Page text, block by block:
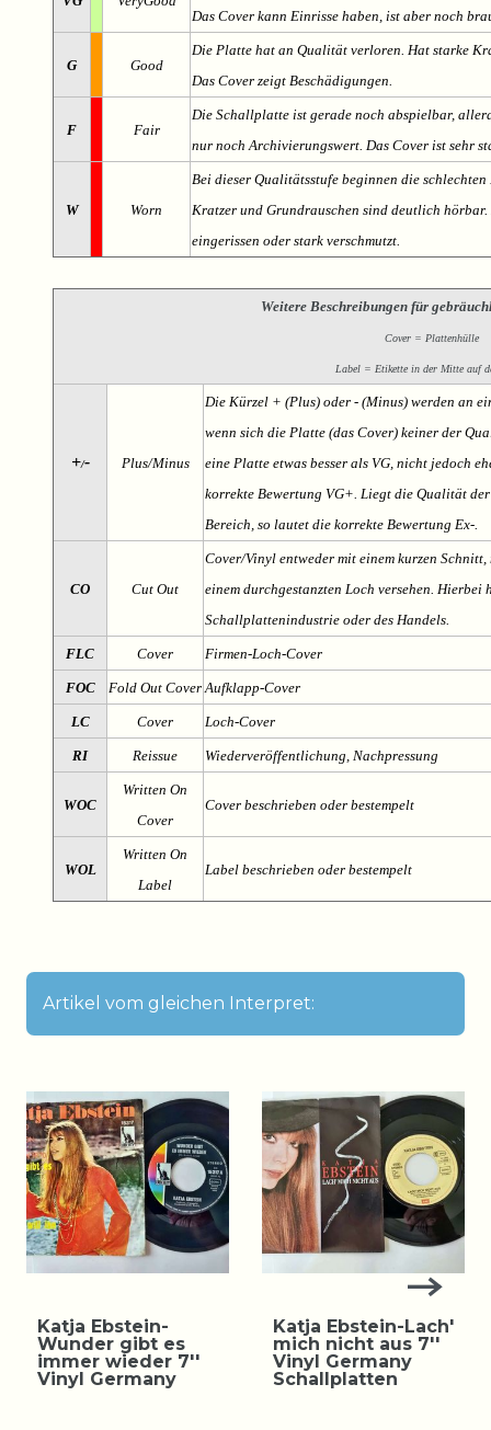
Das Cover kann Einrisse haben, ist aber noch
G Good
Die Platte hat an Qualität verloren. Hat starke
Das Cover zeigt Beschädigungen.
F Fair
Die Schallplatte ist gerade noch abspielbar,
nur noch Archivierungswert. Das Cover ist sehr
W Worn
Bei dieser Qualitätsstufe beginnen die
Kratzer und Grundrauschen sind deutlich
eingerissen oder stark verschmutzt.
Weitere Beschreibungen für
Cover = Plattenhülle
Label = Etikette in der Mitte auf
+/- Plus/Minus
Die Kürzel + (Plus) oder - (Minus) werden an
wenn sich die Platte (das Cover) keiner der
eine Platte etwas besser als VG, nicht jedoch
korrekte Bewertung VG+. Liegt die Qualität
Bereich, so lautet die korrekte Bewertung Ex-.
CO Cut Out
Cover/Vinyl entweder mit einem kurzen
einem durchgestanzten Loch versehen. Hierbei
Schallplattenindustrie oder des Handels.
FLC Cover Firmen-Loch-Cover
FOC Fold Out Cover Aufklapp-Cover
LC Cover Loch-Cover
RI Reissue Wiederveröffentlichung, Nachpressung
WOC
Written On
Cover
Cover beschrieben oder bestempelt
WOL
Written On
Label
Label beschrieben oder bestempelt
Artikel vom gleichen Interpret:
Katja Ebstein-
Wunder gibt es
immer wieder 7''
Vinyl Germany
Katja Ebstein-Lach'
mich nicht aus 7''
Vinyl Germany
Schallplatten